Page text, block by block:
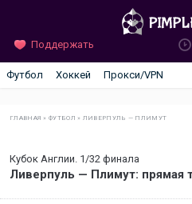
Поддержать
Футбол Хоккей Прокси/VPN
ГЛАВНАЯ »ФУТБОЛ » ЛИВЕРПУЛЬ — ПЛИМУТ
Кубок Англии. 1/32 финала
Ливерпуль — Плимут: прямая